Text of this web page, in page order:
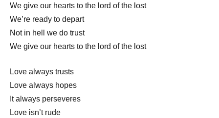
We give our hearts to the lord of the lost
We’re ready to depart
Not in hell we do trust
We give our hearts to the lord of the lost
Love always trusts
Love always hopes
It always perseveres
Love isn’t rude